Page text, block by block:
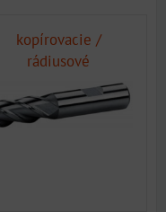
kopírovacie /
rádiusové